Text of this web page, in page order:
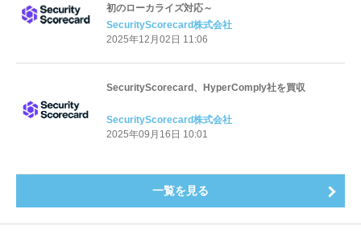
初のローカライズ対応～
SecurityScorecard株式会社
2025年12月02日 11:06
SecurityScorecard、HyperComply社を買収
SecurityScorecard株式会社
2025年09月16日 10:01
一覧を見る